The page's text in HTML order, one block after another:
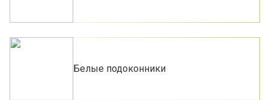
Белые подоконники